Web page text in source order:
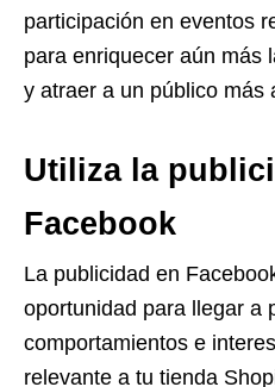
participación en eventos
para enriquecer aún más
y atraer a un público más
Utiliza la
Facebook
La publicidad en
oportunidad para llegar a
comportamientos e
relevante a tu tienda